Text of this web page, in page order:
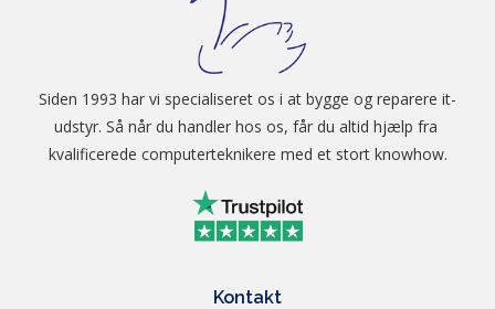
Siden 1993 har vi specialiseret os i at bygge og reparere it-
udstyr. Så når du handler hos os, får du altid hjælp fra
kvalificerede computerteknikere med et stort knowhow.
Kontakt